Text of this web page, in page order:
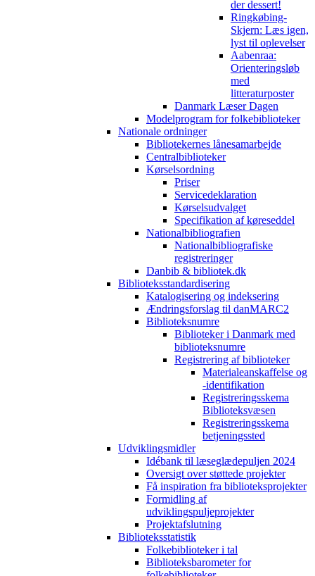
der dessert!
Ringkøbing-
Skjern: Læs igen,
lyst til oplevelser
Aabenraa:
Orienteringsløb
med
litteraturposter
Danmark Læser Dagen
Modelprogram for folkebiblioteker
Nationale ordninger
Bibliotekernes lånesamarbejde
Centralbiblioteker
Kørselsordning
Priser
Servicedeklaration
Kørselsudvalget
Specifikation af køreseddel
Nationalbibliografien
Nationalbibliografiske
registreringer
Danbib & bibliotek.dk
Biblioteksstandardisering
Katalogisering og indeksering
Ændringsforslag til danMARC2
Biblioteksnumre
Biblioteker i Danmark med
biblioteksnumre
Registrering af biblioteker
Materialeanskaffelse og
-identifikation
Registreringsskema
Biblioteksvæsen
Registreringsskema
betjeningssted
Udviklingsmidler
Idébank til læseglædepuljen 2024
Oversigt over støttede projekter
Få inspiration fra biblioteksprojekter
Formidling af
udviklingspuljeprojekter
Projektafslutning
Biblioteksstatistik
Folkebiblioteker i tal
Biblioteksbarometer for